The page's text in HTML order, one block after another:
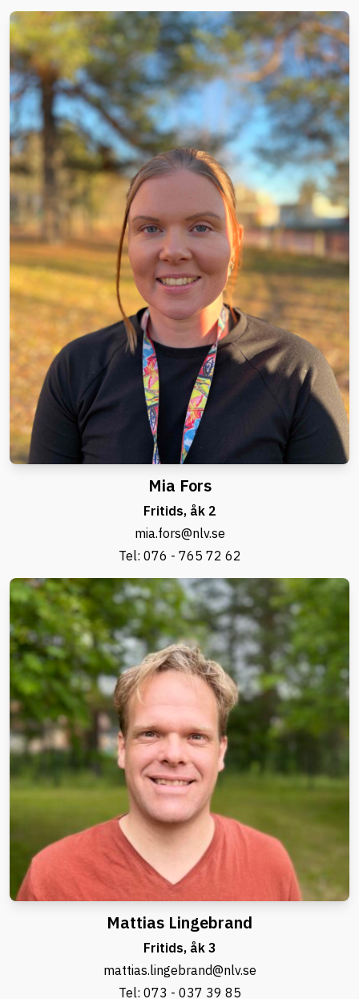
Mia Fors
Fritids, åk 2
mia.fors@nlv.se
Tel: 076 - 765 72 62
Mattias Lingebrand
Fritids, åk 3
mattias.lingebrand@nlv.se
Tel: 073 - 037 39 85